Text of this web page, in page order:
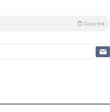
Copy link